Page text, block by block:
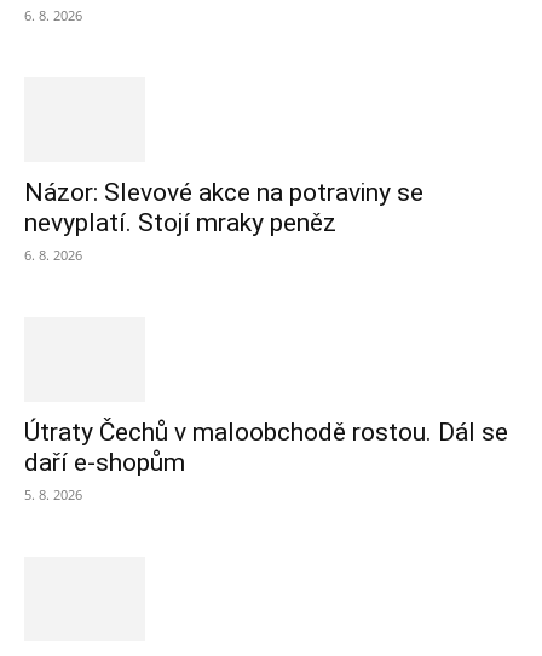
6. 8. 2026
Názor: Slevové akce na potraviny se
nevyplatí. Stojí mraky peněz
6. 8. 2026
Útraty Čechů v maloobchodě rostou. Dál se
daří e-shopům
5. 8. 2026